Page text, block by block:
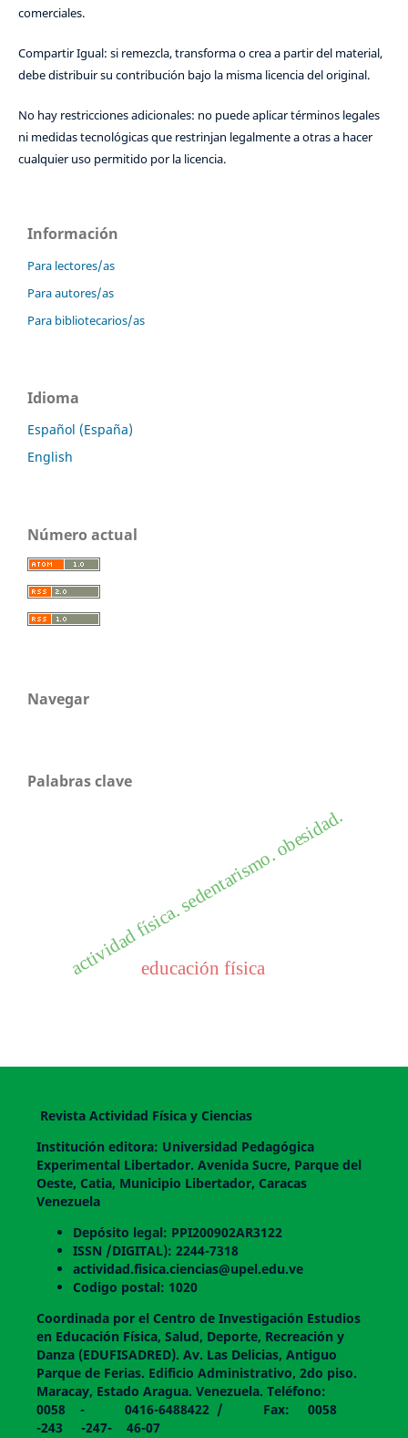
comerciales.
Compartir Igual: si remezcla, transforma o crea a partir del material,
debe distribuir su contribución bajo la misma licencia del original.
No hay restricciones adicionales: no puede aplicar términos legales
ni medidas tecnológicas que restrinjan legalmente a otras a hacer
cualquier uso permitido por la licencia.
Información
Para lectores/as
Para autores/as
Para bibliotecarios/as
Idioma
Español (España)
English
Número actual
Navegar
Palabras clave
educación física
actividad física. sedentarismo. obesidad.
Revista Actividad Física y Ciencias
Institución editora: Universidad Pedagógica
Experimental Libertador. Avenida Sucre, Parque del
Oeste, Catia, Municipio Libertador, Caracas
Venezuela
Depósito legal: PPI200902AR3122
ISSN /DIGITAL): 2244-7318
actividad.fisica.ciencias@upel.edu.ve
Codigo postal: 1020
Coordinada por el Centro de Investigación Estudios
en Educación Física, Salud, Deporte, Recreación y
Danza (EDUFISADRED). Av. Las Delicias, Antiguo
Parque de Ferias. Edificio Administrativo, 2do piso.
Maracay, Estado Aragua. Venezuela. Teléfono:
0058 - 0416-6488422 / Fax: 0058
-243 -247- 46-07